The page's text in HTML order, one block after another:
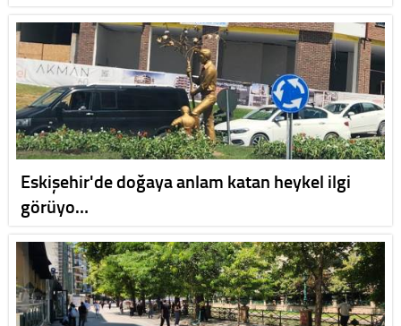
Eskişehir'de doğaya anlam katan heykel ilgi
görüyo…